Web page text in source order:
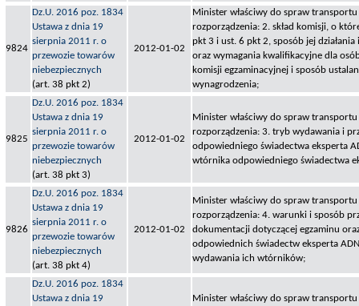
9824
Dz.U. 2016 poz. 1834
Ustawa z dnia 19
sierpnia 2011 r. o
przewozie towarów
niebezpiecznych
(art. 38 pkt 2)
2012-01-02
Minister właściwy do spraw
rozporządzenia: 2. skład komisji, o
pkt 3 i ust. 6 pkt 2, sposób jej
oraz wymagania kwalifikacyjne dla
komisji egzaminacyjnej i sposób
wynagrodzenia;
9825
Dz.U. 2016 poz. 1834
Ustawa z dnia 19
sierpnia 2011 r. o
przewozie towarów
niebezpiecznych
(art. 38 pkt 3)
2012-01-02
Minister właściwy do spraw
rozporządzenia: 3. tryb wydawania i
odpowiedniego świadectwa eksperta
wtórnika odpowiedniego świadectwa
9826
Dz.U. 2016 poz. 1834
Ustawa z dnia 19
sierpnia 2011 r. o
przewozie towarów
niebezpiecznych
(art. 38 pkt 4)
2012-01-02
Minister właściwy do spraw
rozporządzenia: 4. warunki i sposób
dokumentacji dotyczącej egzaminu
odpowiednich świadectw eksperta
wydawania ich wtórników;
Dz.U. 2016 poz. 1834
Ustawa z dnia 19
Minister właściwy do spraw